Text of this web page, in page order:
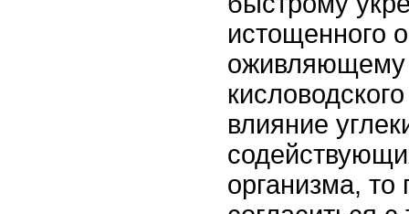
истощенного
оживляющему
влияние
организма, то